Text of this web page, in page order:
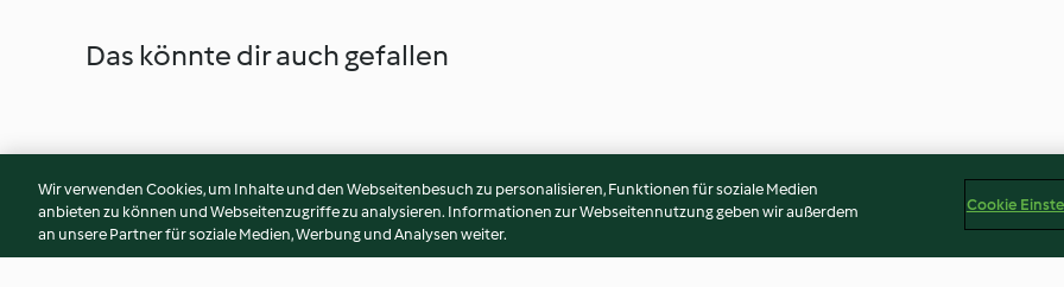
Das könnte dir auch gefallen
Wir verwenden Cookies, um Inhalte und den Webseitenbesuch zu personalisieren, Funktionen für soziale Medien
anbieten zu können und Webseitenzugriffe zu analysieren. Informationen zur Webseitennutzung geben wir außerdem
an unsere Partner für soziale Medien, Werbung und Analysen weiter.
Cookie